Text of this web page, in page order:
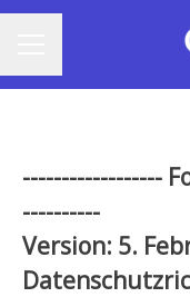
------------------
----------
Version: 5.